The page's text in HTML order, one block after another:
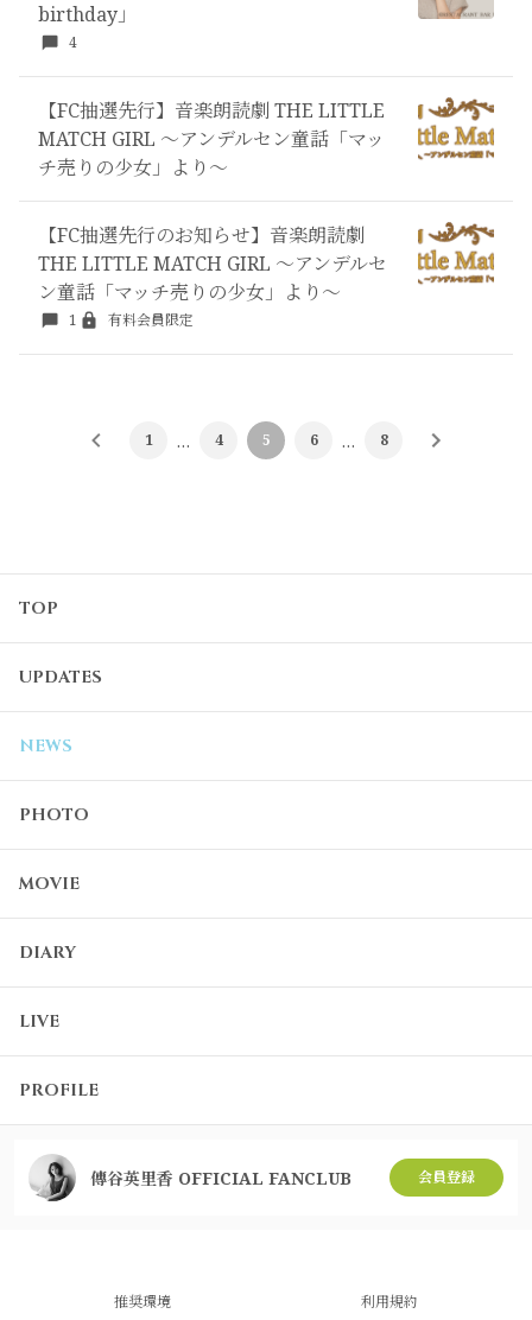
birthday」
4
【FC抽選先行】音楽朗読劇 THE LITTLE
MATCH GIRL ～アンデルセン童話「マッ
チ売りの少女」より～
【FC抽選先行のお知らせ】音楽朗読劇
THE LITTLE MATCH GIRL ～アンデルセ
ン童話「マッチ売りの少女」より～
1 有料会員限定
1 … 4 5 6 … 8
TOP
UPDATES
NEWS
PHOTO
MOVIE
DIARY
LIVE
PROFILE
傳谷英里香 OFFICIAL FANCLUB 会員登録
推奨環境 利用規約